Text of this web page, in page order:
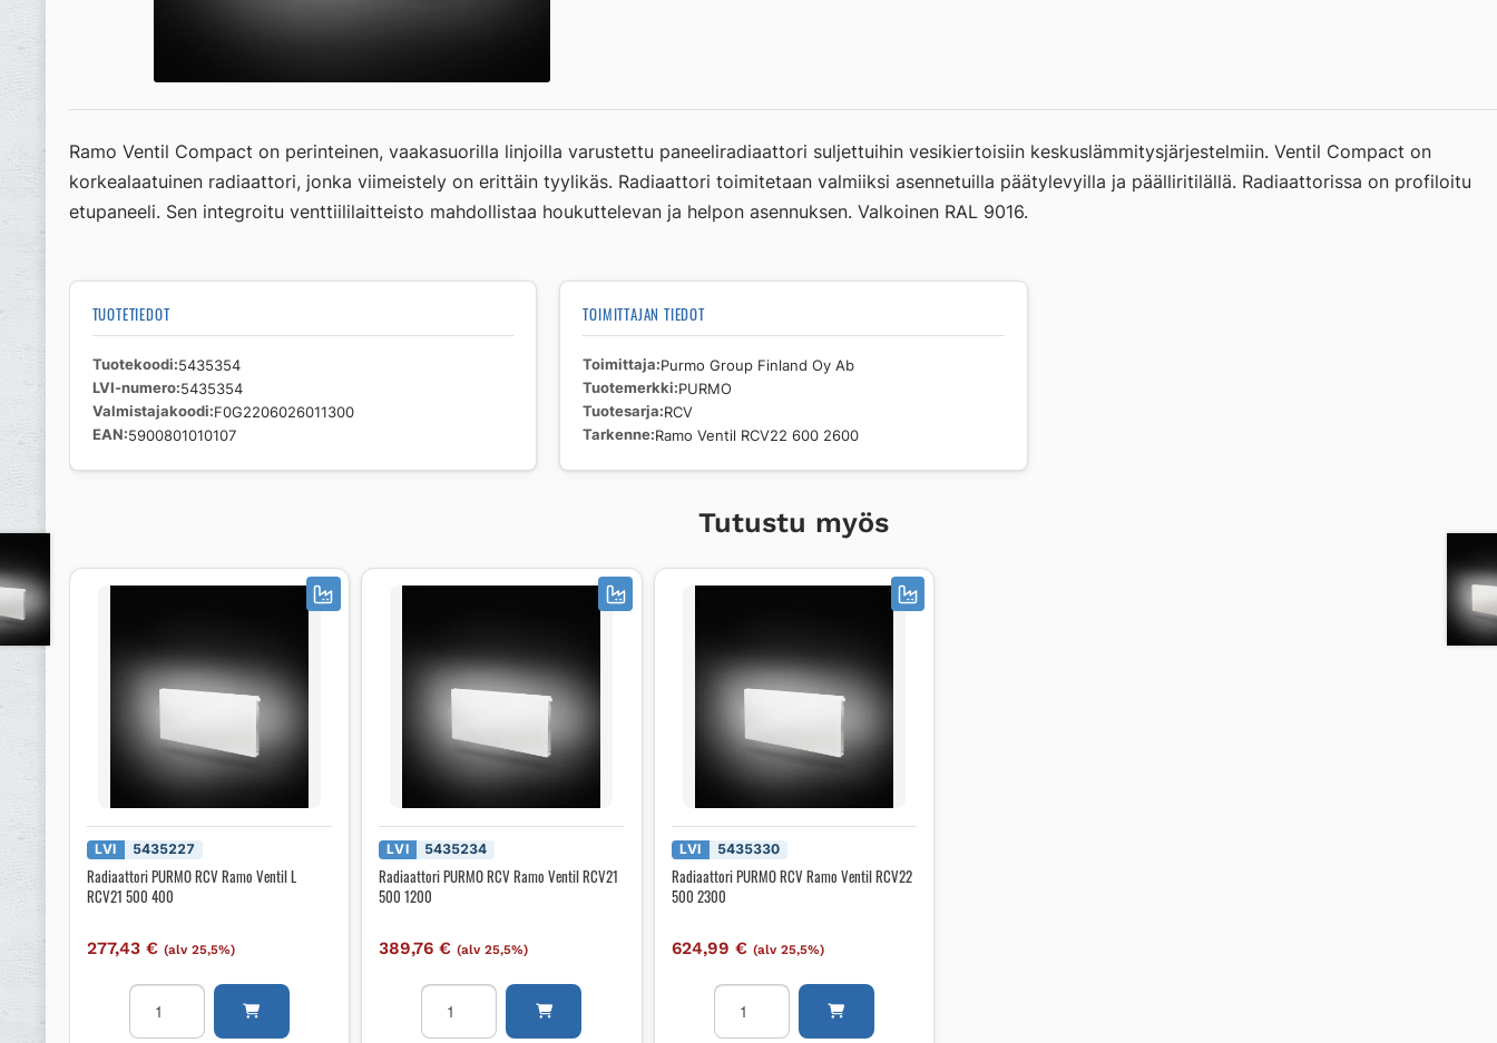
Ramo Ventil Compact on perinteinen, vaakasuorilla linjoilla varustettu paneeliradiaattori suljettuihin vesikiertoisiin keskuslämmitysjärjestelmiin. Ventil Compact on
korkealaatuinen radiaattori, jonka viimeistely on erittäin tyylikäs. Radiaattori toimitetaan valmiiksi asennetuilla päätylevyilla ja päälliritilällä. Radiaattorissa on profiloitu
etupaneeli. Sen integroitu venttiililaitteisto mahdollistaa houkuttelevan ja helpon asennuksen. Valkoinen RAL 9016.
TUOTETIEDOT
Tuotekoodi 5435354
LVI-numero 5435354
Valmistajakoodi F0G2206026011300
EAN 5900801010107
TOIMITTAJAN TIEDOT
Toimittaja Purmo Group Finland Oy Ab
Tuotemerkki PURMO
Tuotesarja RCV
Tarkenne Ramo Ventil RCV22 600 2600
Tutustu myös
LVI 5435227
Radiaattori PURMO RCV Ramo Ventil L
RCV21 500 400
277,43€ (alv 25,5%)
Radiaattori
PURMO
LVI 5435234
Radiaattori PURMO RCV Ramo Ventil RCV21
500 1200
389,76€ (alv 25,5%)
Radiaattori
PURMO
LVI 5435330
Radiaattori PURMO RCV Ramo Ventil RCV22
500 2300
624,99 € (alv 25,5%)
Radiaattori
PURMO